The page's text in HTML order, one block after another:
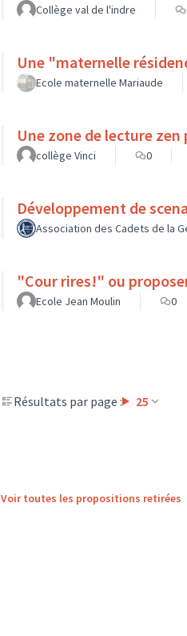
Collège val de l'indre
Une "maternelle
Ecole maternelle Mariaude
Une zone de lecture zen
collège Vinci 0
Développement de
Association des Cadets de la
"Cour rires!" ou
Ecole Jean Moulin 0
Résultats par page : 25
Voir toutes les propositions retirées